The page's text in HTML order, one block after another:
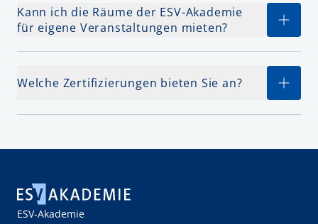
Kann ich die Räume der ESV-Akademie
für eigene Veranstaltungen mieten?
Welche Zertifizierungen bieten Sie an?
ESV-Akademie